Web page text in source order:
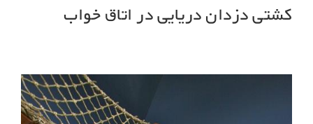
کشتی دزدان دریایی در اتاق خواب